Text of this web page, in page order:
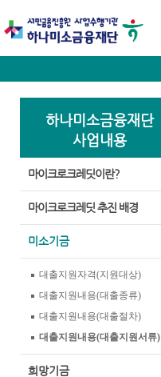
하나미소금융재단
사업내용
마이크로크레딧이란?
마이크로크레딧 추진 배경
미소기금
대출지원자격(지원대상)
대출지원내용(대출종류)
대출지원내용(대출절차)
대출지원내용(대출지원서류)
희망기금